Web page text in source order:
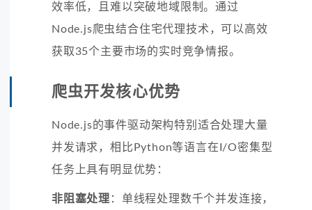
效率低，且难以突破地域限制。通过
Node.js爬虫结合住宅代理技术，可以高效
获取35个主要市场的实时竞争情报。
爬虫开发核心优势
Node.js的事件驱动架构特别适合处理大量
并发请求，相比Python等语言在I/O密集型
任务上具有明显优势：
非阻塞处理 ：单线程处理数千个并发连接，